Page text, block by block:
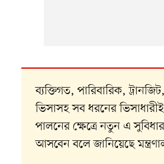
ব্যক্তিগত, পারিবারিক,
ভিসাসহ সব ধরনের
পালনের ক্ষেত্রে নতুন এ
আসবেন বলে জানিয়েছে